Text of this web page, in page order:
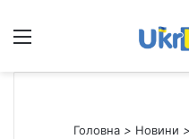
Меню
Головна > Новини >